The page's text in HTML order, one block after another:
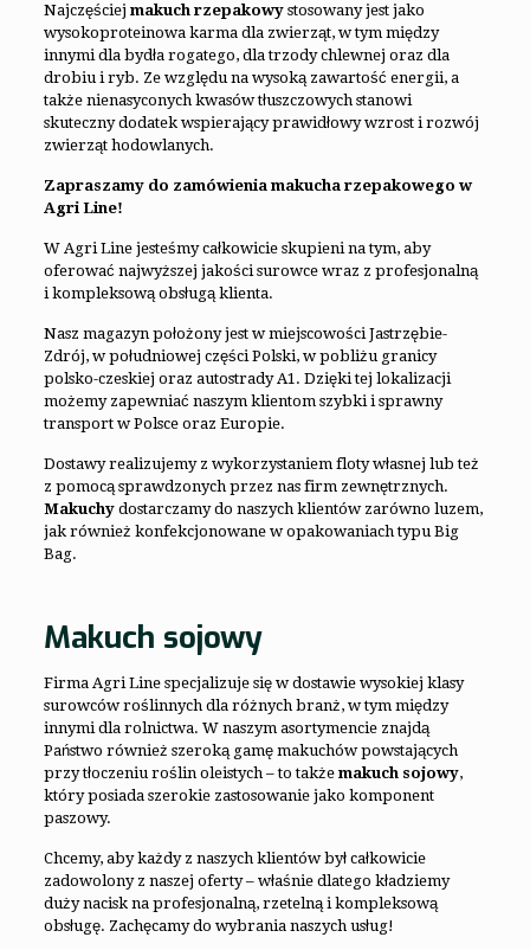
Najczęściejmakuch rzepakowy stosowany jest jako
wysokoproteinowa karma dla zwierząt, w tym między
innymi dla bydła rogatego, dla trzody chlewnej oraz dla
drobiu i ryb. Ze względu na wysoką zawartość energii, a
także nienasyconych kwasów tłuszczowych stanowi
skuteczny dodatek wspierający prawidłowy wzrost i rozwój
zwierząt hodowlanych.
Zapraszamy do zamówienia makucha rzepakowego w
Agri Line!
W Agri Line jesteśmy całkowicie skupieni na tym, aby
oferować najwyższej jakości surowce wraz z profesjonalną
i kompleksową obsługą klienta.
Nasz magazyn położony jest w miejscowości Jastrzębie-
Zdrój, w południowej części Polski, w pobliżu granicy
polsko-czeskiej oraz autostrady A1. Dzięki tej lokalizacji
możemy zapewniać naszym klientom szybki i sprawny
transport w Polsce oraz Europie.
Dostawy realizujemy z wykorzystaniem floty własnej lub też
z pomocą sprawdzonych przez nas firm zewnętrznych.
Makuchy dostarczamy do naszych klientów zarówno luzem,
jak również konfekcjonowane w opakowaniach typu Big
Bag.
Makuch sojowy
Firma Agri Line specjalizuje się w dostawie wysokiej klasy
surowców roślinnych dla różnych branż, w tym między
innymi dla rolnictwa. W naszym asortymencie znajdą
Państwo również szeroką gamę makuchów powstających
przy tłoczeniu roślin oleistych – to takżemakuch sojowy,
który posiada szerokie zastosowanie jako komponent
paszowy.
Chcemy, aby każdy z naszych klientów był całkowicie
zadowolony z naszej oferty – właśnie dlatego kładziemy
duży nacisk na profesjonalną, rzetelną i kompleksową
obsługę. Zachęcamy do wybrania naszych usług!